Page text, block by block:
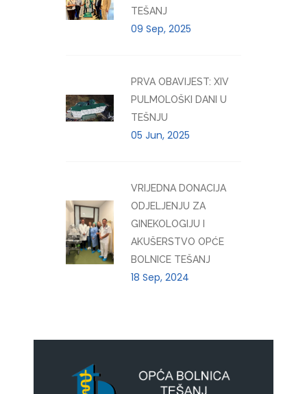
TEŠANJ
09 Sep, 2025
PRVA OBAVIJEST: XIV
PULMOLOŠKI DANI U
TEŠNJU
05 Jun, 2025
VRIJEDNA DONACIJA
ODJELJENJU ZA
GINEKOLOGIJU I
AKUŠERSTVO OPĆE
BOLNICE TEŠANJ
18 Sep, 2024